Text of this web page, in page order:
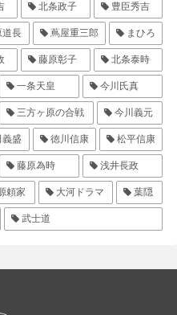
北条政子 豊臣秀吉
道長 蔦屋重三郎 まひろ
藤原彰子 北条泰時
一条天皇 今川氏真
三方ヶ原の合戦 今川義元
義盛 徳川信康 松平信康
藤原為時 浅井長政
頼家 大河ドラマ 葉隠
武士道